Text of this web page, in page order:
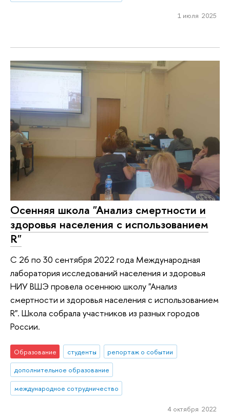
1 июля 2025
Осенняя школа "Анализ смертности и
здоровья населения с использованием
R"
С 26 по 30 сентября 2022 года Международная
лаборатория исследований населения и здоровья
НИУ ВШЭ провела осеннюю школу "Анализ
смертности и здоровья населения с использованием
R". Школа собрала участников из разных городов
России.
Образование студенты
репортаж о событии
дополнительное образование
международное сотрудничество
4 октября 2022